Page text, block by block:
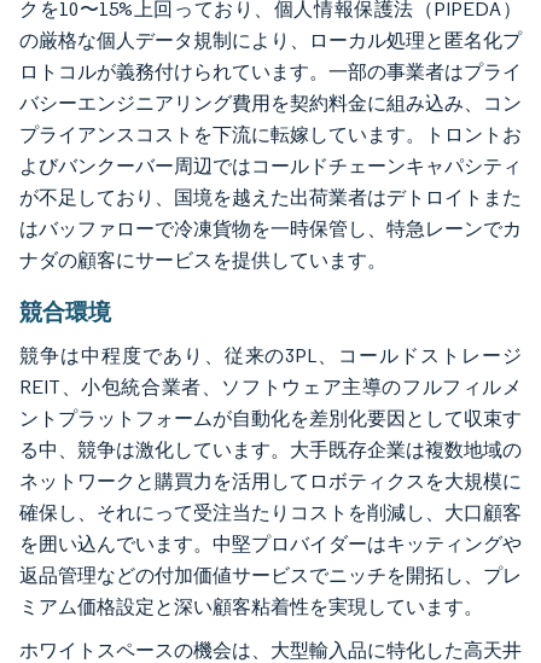
クを10〜15%上回っており、個人情報保護法（PIPEDA）
の厳格な個人データ規制により、ローカル処理と匿名化プ
ロトコルが義務付けられています。一部の事業者はプライ
バシーエンジニアリング費用を契約料金に組み込み、コン
プライアンスコストを下流に転嫁しています。トロントお
よびバンクーバー周辺ではコールドチェーンキャパシティ
が不足しており、国境を越えた出荷業者はデトロイトまた
はバッファローで冷凍貨物を一時保管し、特急レーンでカ
ナダの顧客にサービスを提供しています。
競合環境
競争は中程度であり、従来の3PL、コールドストレージ
REIT、小包統合業者、ソフトウェア主導のフルフィルメ
ントプラットフォームが自動化を差別化要因として収束す
る中、競争は激化しています。大手既存企業は複数地域の
ネットワークと購買力を活用してロボティクスを大規模に
確保し、それにって受注当たりコストを削減し、大口顧客
を囲い込んでいます。中堅プロバイダーはキッティングや
返品管理などの付加価値サービスでニッチを開拓し、プレ
ミアム価格設定と深い顧客粘着性を実現しています。
ホワイトスペースの機会は、大型輸入品に特化した高天井